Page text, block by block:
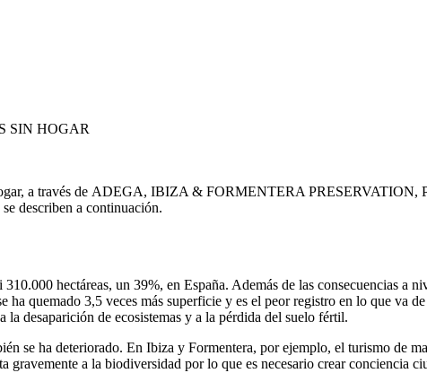
SIN HOGAR
a través de ADEGA, IBIZA & FORMENTERA
describen a continuación.
hectáreas, un 39%, en España. Además de las consecuencias a
quemado 3,5 veces más superficie y es el peor registro en lo que va
desaparición de ecosistemas y a la pérdida del suelo fértil.
se ha deteriorado. En Ibiza y Formentera, por ejemplo, el turismo de
a la biodiversidad por lo que es necesario crear conciencia